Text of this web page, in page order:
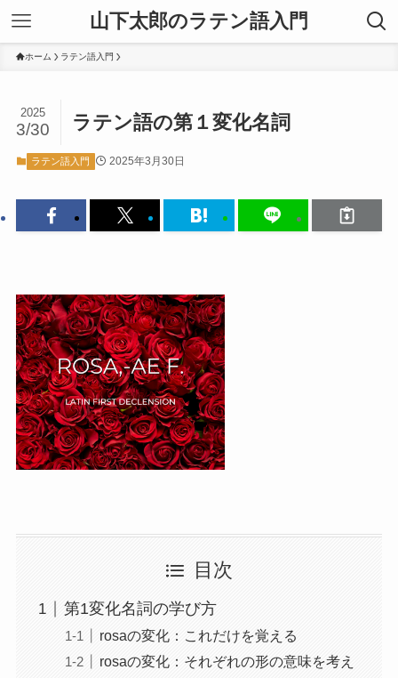
山下太郎のラテン語入門
ホーム ラテン語入門
ラテン語の第１変化名詞
2025
3/30
ラテン語入門 2025年3月30日
目次
第1変化名詞の学び方
rosaの変化：これだけを覚える
rosaの変化：それぞれの形の意味を考え